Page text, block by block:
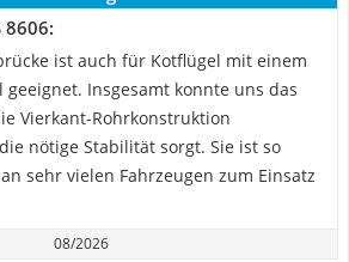
8606:
ist auch für Kotflügel mit einem
Insgesamt konnte uns das
Vierkant-Rohrkonstruktion
nötige Stabilität sorgt. Sie ist so
sehr vielen Fahrzeugen zum Einsatz
08/2026